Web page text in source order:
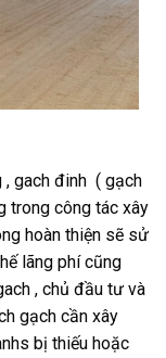
, gach đinh ( gạch
trong công tác xây
hoàn thiện sẽ sử
lãng phí cũng
, chủ đầu tư và
gạch cần xây
bị thiếu hoặc